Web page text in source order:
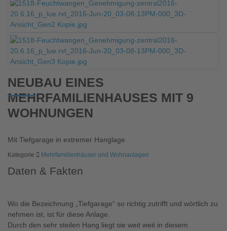
NEUBAU EINES
MEHRFAMILIENHAUSES MIT 9
WOHNUNGEN
Mit Tiefgarage in extremer Hanglage
Kategorie Mehrfamilienhäuser und Wohnanlagen
Daten & Fakten
Wo die Bezeichnung „Tiefgarage“ so richtig zutrifft und wörtlich zu
nehmen ist, ist für diese Anlage.
Durch den sehr steilen Hang liegt sie weit weit in diesem